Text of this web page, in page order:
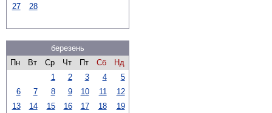
27
28
березень
Пн
Вт Ср Чт Пт Сб
Нд
1
2 3 4
5
6
7 8 9 10 11
12
13
14 15 16 17 18 19